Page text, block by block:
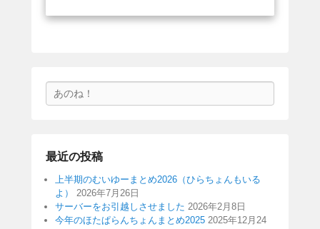
索
最近の投稿
上半期のむいゆーまとめ2026（ひらちょんもいる
よ）
2026年7月26日
サーバーをお引越しさせました 2026年2月8日
今年のほたぱらんちょんまとめ2025 2025年12月24